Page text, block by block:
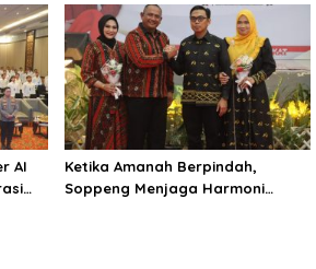
AI
Ketika Amanah Berpindah,
Soppeng Menjaga Harmoni